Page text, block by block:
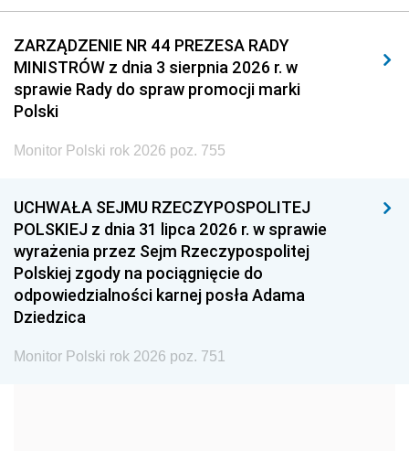
2014 2013 2012
2011 2010 2009
2008 2007 2006
2005
1996 1995 1994
1993 1992 1991
1990 1989
1987 1986 1985
ZARZĄDZENIE NR 44 PREZESA RADY
MINISTRÓW z dnia 3 sierpnia 2026 r. w
sprawie Rady do spraw promocji marki
Polski
Monitor Polski rok 2026 poz. 755
UCHWAŁA SEJMU RZECZYPOSPOLITEJ
POLSKIEJ z dnia 31 lipca 2026 r. w sprawie
wyrażenia przez Sejm Rzeczypospolitej
Polskiej zgody na pociągnięcie do
odpowiedzialności karnej posła Adama
Dziedzica
Monitor Polski rok 2026 poz. 751